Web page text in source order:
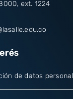
, ext. 1224
de datos